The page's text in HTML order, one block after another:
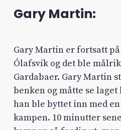
Gary Martin:
Gary Martin er fortsatt
Ólafsvík og det ble
Gardabaer. Gary Martin
benken og måtte se
han ble byttet inn med
kampen. 10 minutter